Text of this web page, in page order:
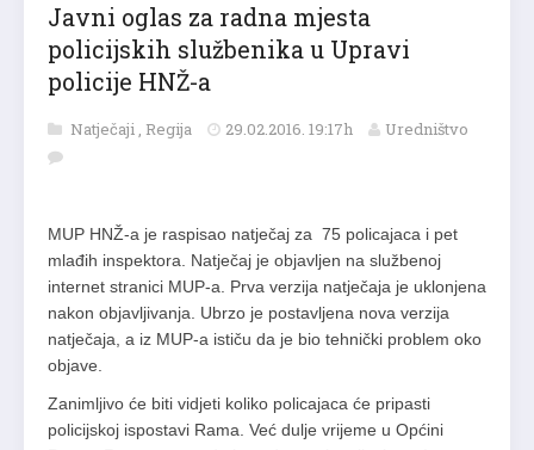
Javni oglas za radna mjesta
policijskih službenika u Upravi
policije HNŽ-a
Natječaji , Regija 29.02.2016. 19:17h Uredništvo
MUP HNŽ-a je raspisao natječaj za 75 policajaca i pet
mlađih inspektora. Natječaj je objavljen na službenoj
internet stranici MUP-a. Prva verzija natječaja je uklonjena
nakon objavljivanja. Ubrzo je postavljena nova verzija
natječaja, a iz MUP-a ističu da je bio tehnički problem oko
objave.
Zanimljivo će biti vidjeti koliko policajaca će pripasti
policijskoj ispostavi Rama. Već dulje vrijeme u Općini